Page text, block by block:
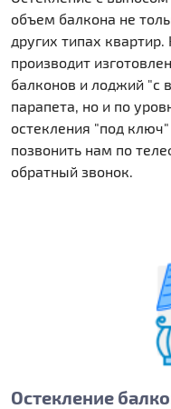
объем балкона не
других типах
производит
балконов и лоджий "с
парапета, но и по
остекления "под
позвонить нам по
обратный звонок.
Остекление